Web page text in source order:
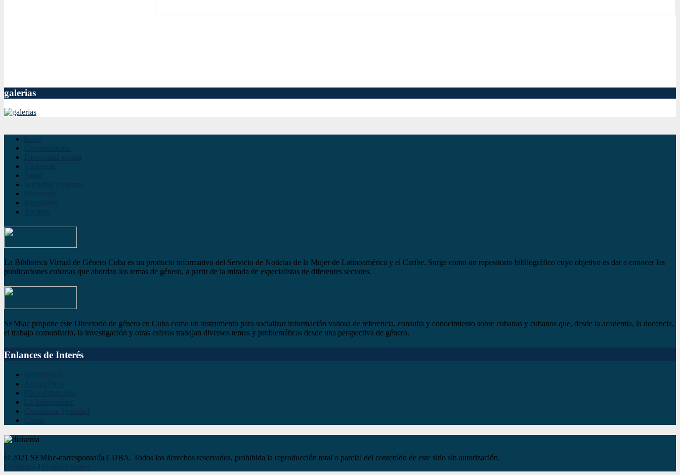
galerias
La Biblioteca Virtual de Género Cuba es un producto informativo del Servicio de Noticias de la Mujer de Latinoamérica y el Caribe. Surge como un repositorio bibliográfico cuyo objetivo es dar a conocer las
publicaciones cubanas que abordan los temas de género, a partir de la mirada de especialistas de diferentes sectores.
SEMlac propone este Directorio de género en Cuba como un instrumento para socializar información valiosa de referencia, consulta y conocimiento sobre cubanas y cubanos que, desde la academia, la docencia,
el trabajo comunitario, la investigación y otras esferas trabajan diversos temas y problemáticas desde una perspectiva de género.
Enlances de Interés
© 2021 SEMlac-corresponsalía CUBA. Todos los derechos reservados, prohibida la reproducción total o parcial del contenido de este sitio sin autorización.
/